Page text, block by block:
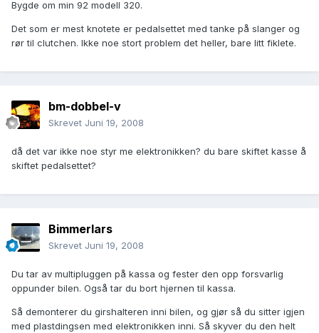
Bygde om min 92 modell 320.
Det som er mest knotete er pedalsettet med tanke på slanger og
rør til clutchen. Ikke noe stort problem det heller, bare litt fiklete.
bm-dobbel-v
Skrevet Juni 19, 2008
då det var ikke noe styr me elektronikken? du bare skiftet kasse å
skiftet pedalsettet?
Bimmerlars
Skrevet Juni 19, 2008
Du tar av multipluggen på kassa og fester den opp forsvarlig
oppunder bilen. Også tar du bort hjernen til kassa.
Så demonterer du girshalteren inni bilen, og gjør så du sitter igjen
med plastdingsen med elektronikken inni. Så skyver du den helt